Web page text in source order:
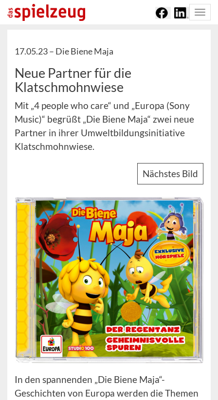
17.05.23 – Die Biene Maja
Neue Partner für die
Klatschmohnwiese
Mit „4 people who care“ und „Europa (Sony
Music)“ begrüßt „Die Biene Maja“ zwei neue
Partner in ihrer Umweltbildungsinitiative
Klatschmohnwiese.
Nächstes Bild
In den spannenden „Die Biene Maja“-
Geschichten von Europa werden die Themen